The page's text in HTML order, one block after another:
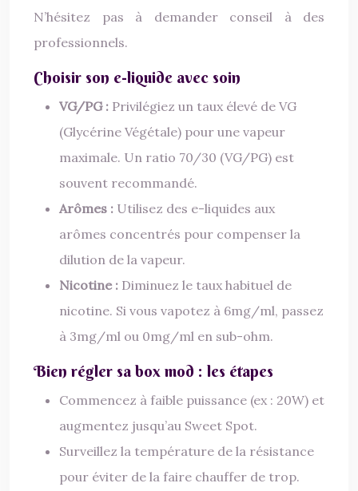
N’hésitez pas à demander conseil à des
professionnels.
Choisir son e-liquide avec soin
VG/PG : Privilégiez un taux élevé de VG
(Glycérine Végétale) pour une vapeur
maximale. Un ratio 70/30 (VG/PG) est
souvent recommandé.
Arômes : Utilisez des e-liquides aux
arômes concentrés pour compenser la
dilution de la vapeur.
Nicotine : Diminuez le taux habituel de
nicotine. Si vous vapotez à 6mg/ml, passez
à 3mg/ml ou 0mg/ml en sub-ohm.
Bien régler sa box mod : les étapes
Commencez à faible puissance (ex : 20W) et
augmentez jusqu’au Sweet Spot.
Surveillez la température de la résistance
pour éviter de la faire chauffer de trop.